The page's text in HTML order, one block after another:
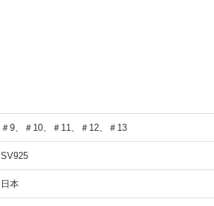
＃9、＃10、＃11、＃12、＃13
SV925
日本